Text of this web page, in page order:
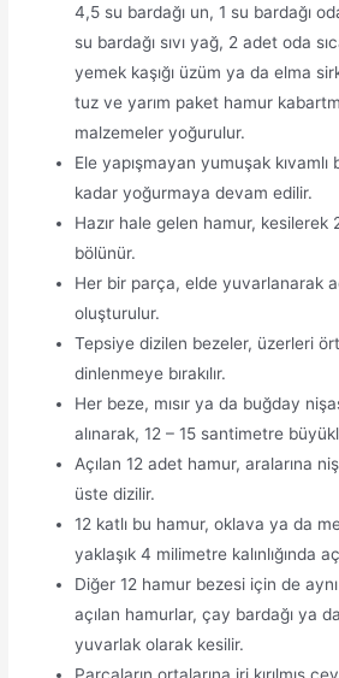
4,5 su bardağı un, 1 su bardağı
su bardağı sıvı yağ, 2 adet oda
yemek kaşığı üzüm ya da elma
tuz ve yarım paket hamur
malzemeler yoğurulur.
Ele yapışmayan yumuşak
kadar yoğurmaya devam edilir.
Hazır hale gelen hamur, kesilerek
bölünür.
Her bir parça, elde yuvarlanarak
oluşturulur.
Tepsiye dizilen bezeler, üzerleri
dinlenmeye bırakılır.
Her beze, mısır ya da buğday
alınarak, 12 – 15 santimetre
Açılan 12 adet hamur, aralarına
üste dizilir.
12 katlı bu hamur, oklava ya da
yaklaşık 4 milimetre kalınlığında
Diğer 12 hamur bezesi için de
açılan hamurlar, çay bardağı ya
yuvarlak olarak kesilir.